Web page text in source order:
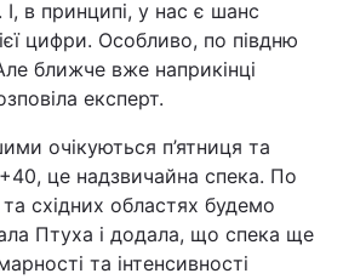
в принципі, у нас є шанс
цифри. Особливо, по півдню
ближче вже наприкінці
експерт.
очікуються п’ятниця та
це надзвичайна спека. По
східних областях будемо
Птуха і додала, що спека ще
та інтенсивності